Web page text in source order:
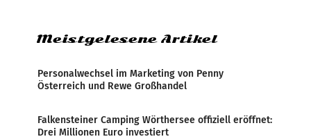
Meistgelesene Artikel
Personalwechsel im Marketing von Penny
Österreich und Rewe Großhandel
Falkensteiner Camping Wörthersee offiziell eröffnet:
Drei Millionen Euro investiert